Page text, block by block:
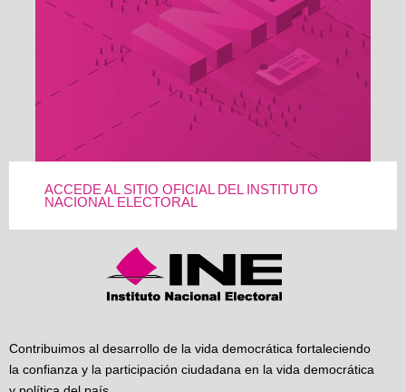
ACCEDE AL SITIO OFICIAL DEL INSTITUTO
NACIONAL ELECTORAL
Contribuimos al desarrollo de la vida democrática fortaleciendo
la confianza y la participación ciudadana en la vida democrática